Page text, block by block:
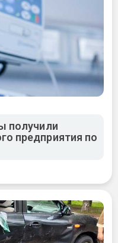
получили
предприятия по